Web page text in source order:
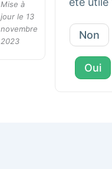
Mise à
jour le 13
novembre
2023
Non
Oui